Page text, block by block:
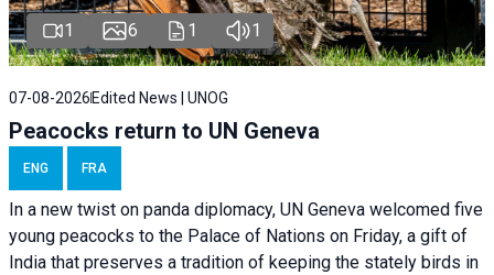
1 6 1 1
07-08-2026 Edited News | UNOG
Peacocks return to UN Geneva
ENG FRA
In a new twist on panda diplomacy, UN Geneva welcomed five
young peacocks to the Palace of Nations on Friday, a gift of
India that preserves a tradition of keeping the stately birds in